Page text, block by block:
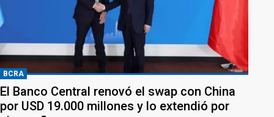
BCRA
El Banco Central renovó el swap con China
por USD 19.000 millones y lo extendió por